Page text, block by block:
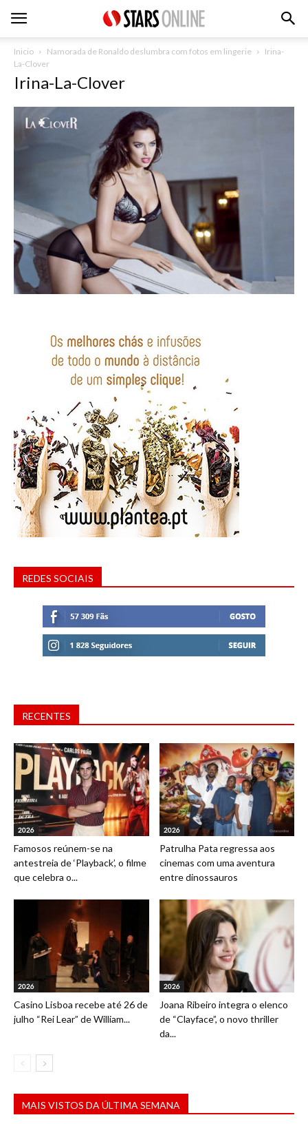
Inicio Namorada de Ronaldo deslumbra com fotos em lingerie
Irina-
La-Clover
Irina-La-Clover
REDES SOCIAIS
RECENTES
2026
Famosos reúnem-se na
antestreia de ‘Playback’, o filme
que celebra o...
2026
Patrulha Pata regressa aos
cinemas com uma aventura
entre dinossauros
2026
Casino Lisboa recebe até 26 de
julho “Rei Lear” de William...
2026
Joana Ribeiro integra o elenco
de “Clayface”, o novo thriller
da...
MAIS VISTOS DA ÚLTIMA SEMANA